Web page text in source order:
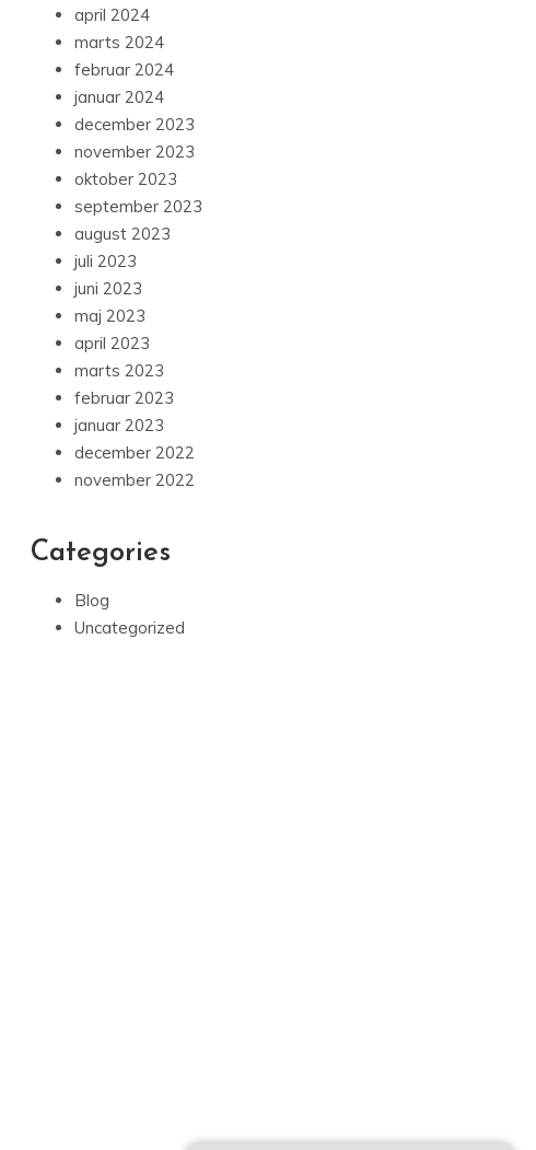
april 2024
marts 2024
februar 2024
januar 2024
december 2023
november 2023
oktober 2023
september 2023
august 2023
juli 2023
juni 2023
maj 2023
april 2023
marts 2023
februar 2023
januar 2023
december 2022
november 2022
Categories
Blog
Uncategorized